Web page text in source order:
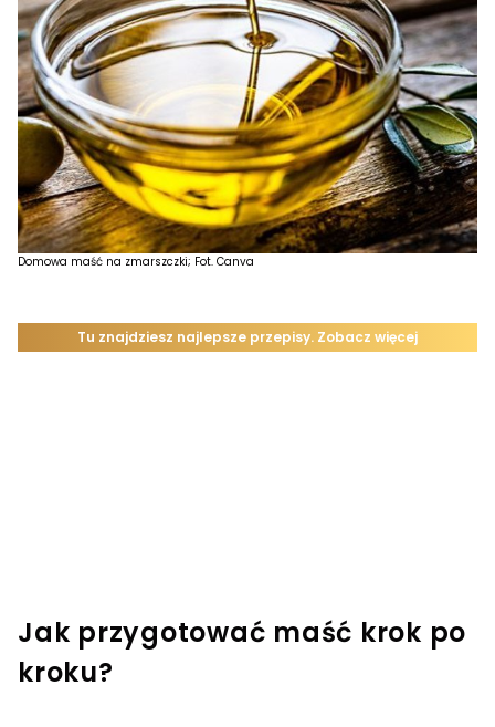
Domowa maść na zmarszczki; Fot. Canva
Jak przygotować maść krok po
kroku?